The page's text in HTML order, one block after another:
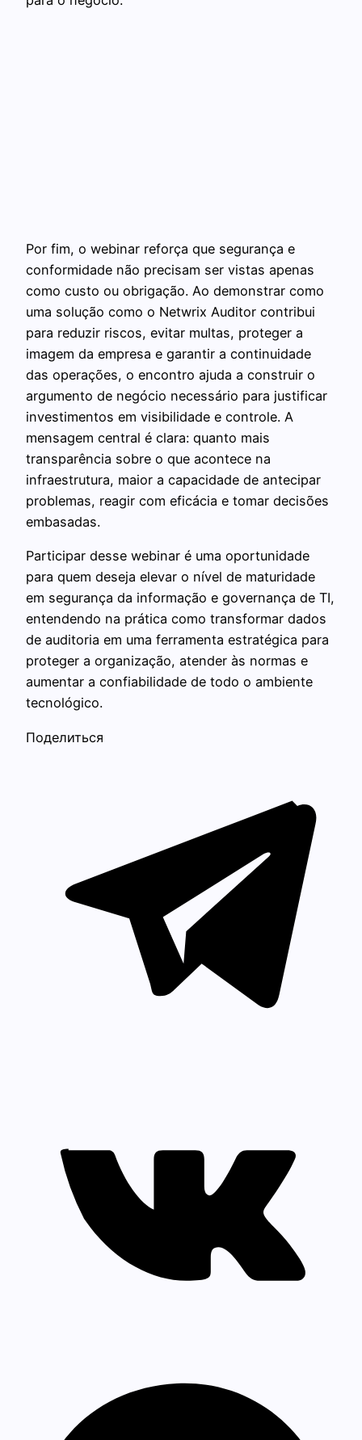
Por fim, o webinar reforça que segurança e
conformidade não precisam ser vistas apenas
como custo ou obrigação. Ao demonstrar como
uma solução como o Netwrix Auditor contribui
para reduzir riscos, evitar multas, proteger a
imagem da empresa e garantir a continuidade
das operações, o encontro ajuda a construir o
argumento de negócio necessário para justificar
investimentos em visibilidade e controle. A
mensagem central é clara: quanto mais
transparência sobre o que acontece na
infraestrutura, maior a capacidade de antecipar
problemas, reagir com eficácia e tomar decisões
embasadas.
Participar desse webinar é uma oportunidade
para quem deseja elevar o nível de maturidade
em segurança da informação e governança de TI,
entendendo na prática como transformar dados
de auditoria em uma ferramenta estratégica para
proteger a organização, atender às normas e
aumentar a confiabilidade de todo o ambiente
tecnológico.
Поделиться